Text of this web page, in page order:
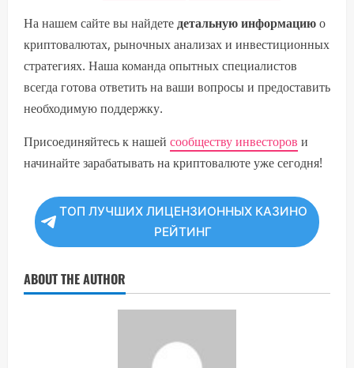
На нашем сайте вы найдетедетальную информациюо
криптовалютах, рыночных анализах и инвестиционных
стратегиях. Наша команда опытных специалистов
всегда готова ответить на ваши вопросы и предоставить
необходимую поддержку.
Присоединяйтесь к нашей сообществу инвесторов и
начинайте зарабатывать на криптовалюте уже сегодня!
ТОП ЛУЧШИХ ЛИЦЕНЗИОННЫХ КАЗИНО
РЕЙТИНГ
ABOUT THE AUTHOR